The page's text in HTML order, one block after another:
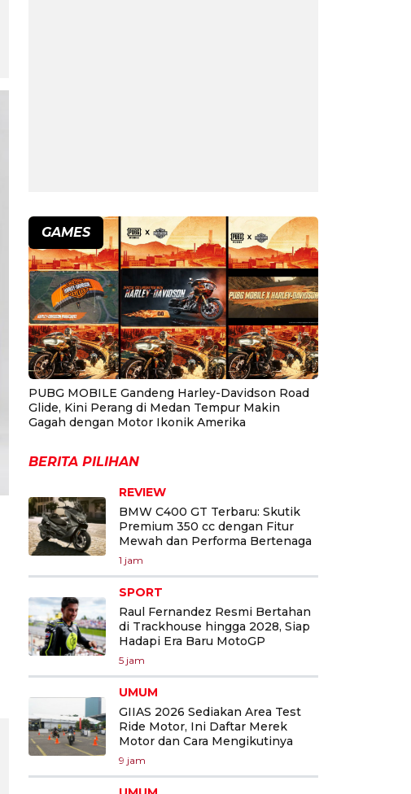
GAMES
PUBG MOBILE Gandeng Harley-Davidson Road
Glide, Kini Perang di Medan Tempur Makin
Gagah dengan Motor Ikonik Amerika
BERITA PILIHAN
REVIEW
BMW C400 GT Terbaru: Skutik
Premium 350 cc dengan Fitur
Mewah dan Performa Bertenaga
1 jam
SPORT
Raul Fernandez Resmi Bertahan
di Trackhouse hingga 2028, Siap
Hadapi Era Baru MotoGP
5 jam
UMUM
GIIAS 2026 Sediakan Area Test
Ride Motor, Ini Daftar Merek
Motor dan Cara Mengikutinya
9 jam